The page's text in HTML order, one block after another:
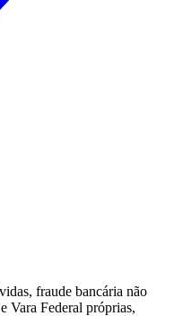
fraude bancária não
Vara Federal próprias,